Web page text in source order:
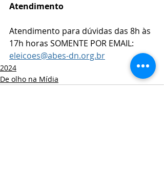
Atendimento
Atendimento para dúvidas das 8h às
17h horas SOMENTE POR EMAIL:
eleicoes@abes-dn.org.br
2024
De olho na Mídia